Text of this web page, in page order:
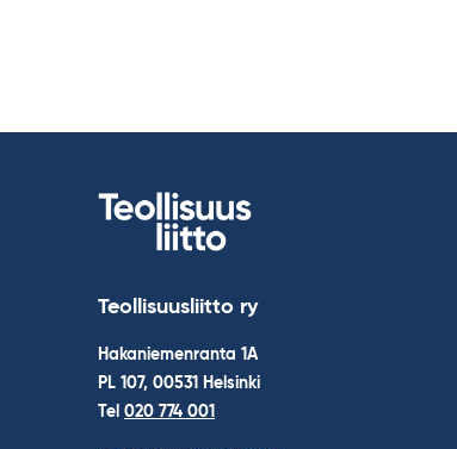
Teollisuusliitto ry
Hakaniemenranta 1A
PL 107, 00531 Helsinki
Tel 020 774 001